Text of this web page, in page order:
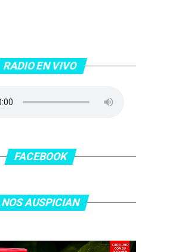
RADIO EN VIVO
FACEBOOK
NOS AUSPICIAN